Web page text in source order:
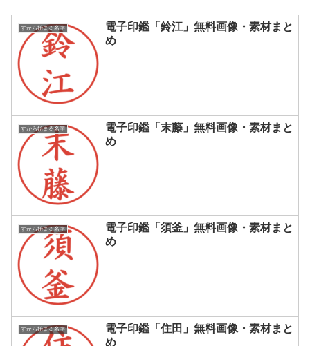
すから始まる名字
電子印鑑「鈴江」無料画像・素材まと
め
すから始まる名字
電子印鑑「末藤」無料画像・素材まと
め
すから始まる名字
電子印鑑「須釜」無料画像・素材まと
め
すから始まる名字
電子印鑑「住田」無料画像・素材まと
め